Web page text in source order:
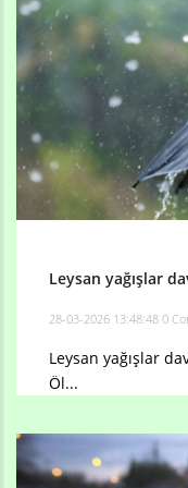
Leysan yağışlar
28-03-2026 13:48:48 0
Leysan yağışlar
Öl...